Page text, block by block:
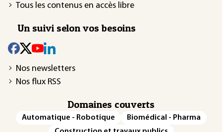
Tous les contenus en accès libre
Un suivi selon vos besoins
Nos newsletters
Nos flux RSS
Domaines couverts
Automatique - Robotique
Biomédical - Pharma